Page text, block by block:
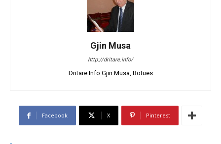
Gjin Musa
http://dritare.info/
Dritare.Info Gjin Musa, Botues
Facebook X Pinterest